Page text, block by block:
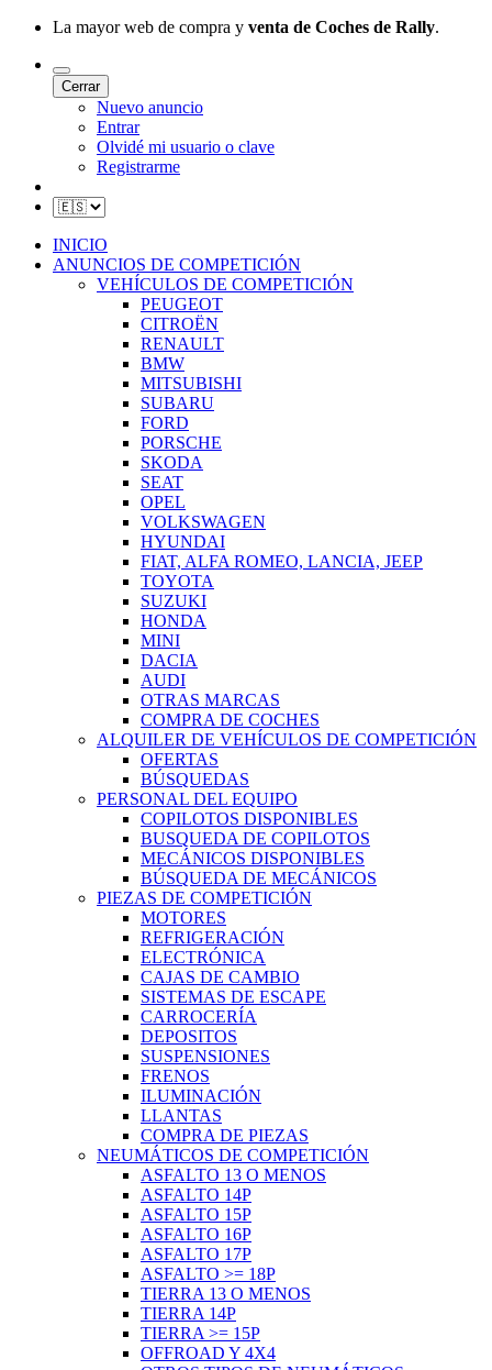
La mayor web de compra y venta de Coches de Rally.
Cerrar
Nuevo anuncio
Entrar
Olvidé mi usuario o clave
Registrarme
INICIO
ANUNCIOS DE COMPETICIÓN
VEHÍCULOS DE COMPETICIÓN
PEUGEOT
CITROËN
RENAULT
BMW
MITSUBISHI
SUBARU
FORD
PORSCHE
SKODA
SEAT
OPEL
VOLKSWAGEN
HYUNDAI
FIAT, ALFA ROMEO, LANCIA, JEEP
TOYOTA
SUZUKI
HONDA
MINI
DACIA
AUDI
OTRAS MARCAS
COMPRA DE COCHES
ALQUILER DE VEHÍCULOS DE COMPETICIÓN
OFERTAS
BÚSQUEDAS
PERSONAL DEL EQUIPO
COPILOTOS DISPONIBLES
BUSQUEDA DE COPILOTOS
MECÁNICOS DISPONIBLES
BÚSQUEDA DE MECÁNICOS
PIEZAS DE COMPETICIÓN
MOTORES
REFRIGERACIÓN
ELECTRÓNICA
CAJAS DE CAMBIO
SISTEMAS DE ESCAPE
CARROCERÍA
DEPOSITOS
SUSPENSIONES
FRENOS
ILUMINACIÓN
LLANTAS
COMPRA DE PIEZAS
NEUMÁTICOS DE COMPETICIÓN
ASFALTO 13 O MENOS
ASFALTO 14P
ASFALTO 15P
ASFALTO 16P
ASFALTO 17P
ASFALTO >= 18P
TIERRA 13 O MENOS
TIERRA 14P
TIERRA >= 15P
OFFROAD Y 4X4